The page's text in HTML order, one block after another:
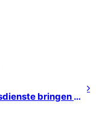
Adventsfeier der 5. Klassen und Gottesdienste bringen weihnachtliche Vorfreude